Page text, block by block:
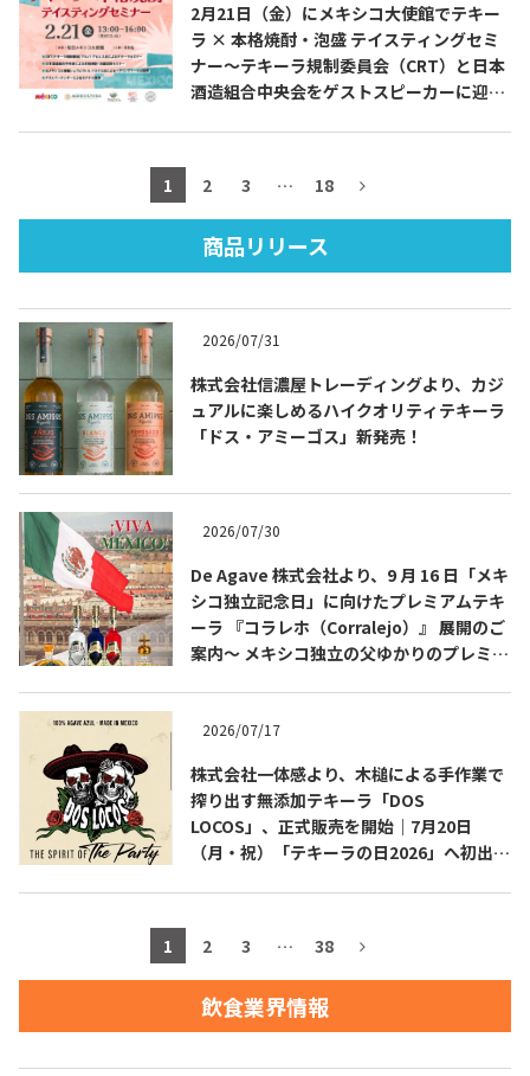
テキーラとは
テキーラマーケット
メキシコ料理
メキシコの記念日 トピックス
イベント一覧
お問合せ プライバシーポリシー サイトマップ
2月21日（金）にメキシコ大使館でテキー
ラ × 本格焼酎・泡盛 テイスティングセミ
ナー～テキーラ規制委員会（CRT）と日本
酒造組合中央会をゲストスピーカーに迎え
1 2 3 … 18
商品リリース
2026/07/31
株式会社信濃屋トレーディングより、カジ
ュアルに楽しめるハイクオリティテキーラ
「ドス・アミーゴス」新発売！
2026/07/30
De Agave 株式会社より、9 月 16 日「メキ
シコ独立記念日」に向けたプレミアムテキ
ーラ 『コラレホ（Corralejo）』 展開のご
案内〜 メキシコ独立の父ゆかりのプレミア
2026/07/17
株式会社一体感より、木槌による手作業で
搾り出す無添加テキーラ「DOS
LOCOS」、正式販売を開始｜7月20日
（月・祝）「テキーラの日2026」へ初出
1 2 3 … 38
飲食業界情報